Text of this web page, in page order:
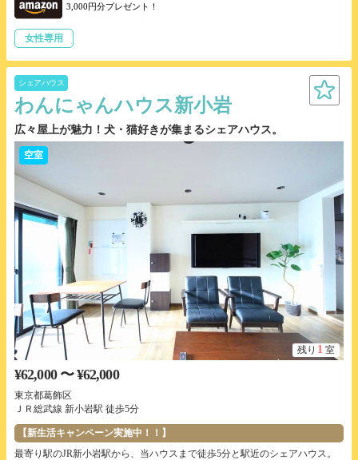
3,000円分プレゼント！
女性専用
シェアハウス
わんにゃんハウス新小岩
広々屋上が魅力！犬・猫好きが集まるシェアハウス。
空室
残り 1 室
¥62,000 〜 ¥62,000
東京都葛飾区
ＪＲ総武線 新小岩駅 徒歩5分
【新生活キャンペーン実施中！！】
最寄り駅のJR新小岩駅から、当ハウスまで徒歩5分と駅近のシェアハウス。